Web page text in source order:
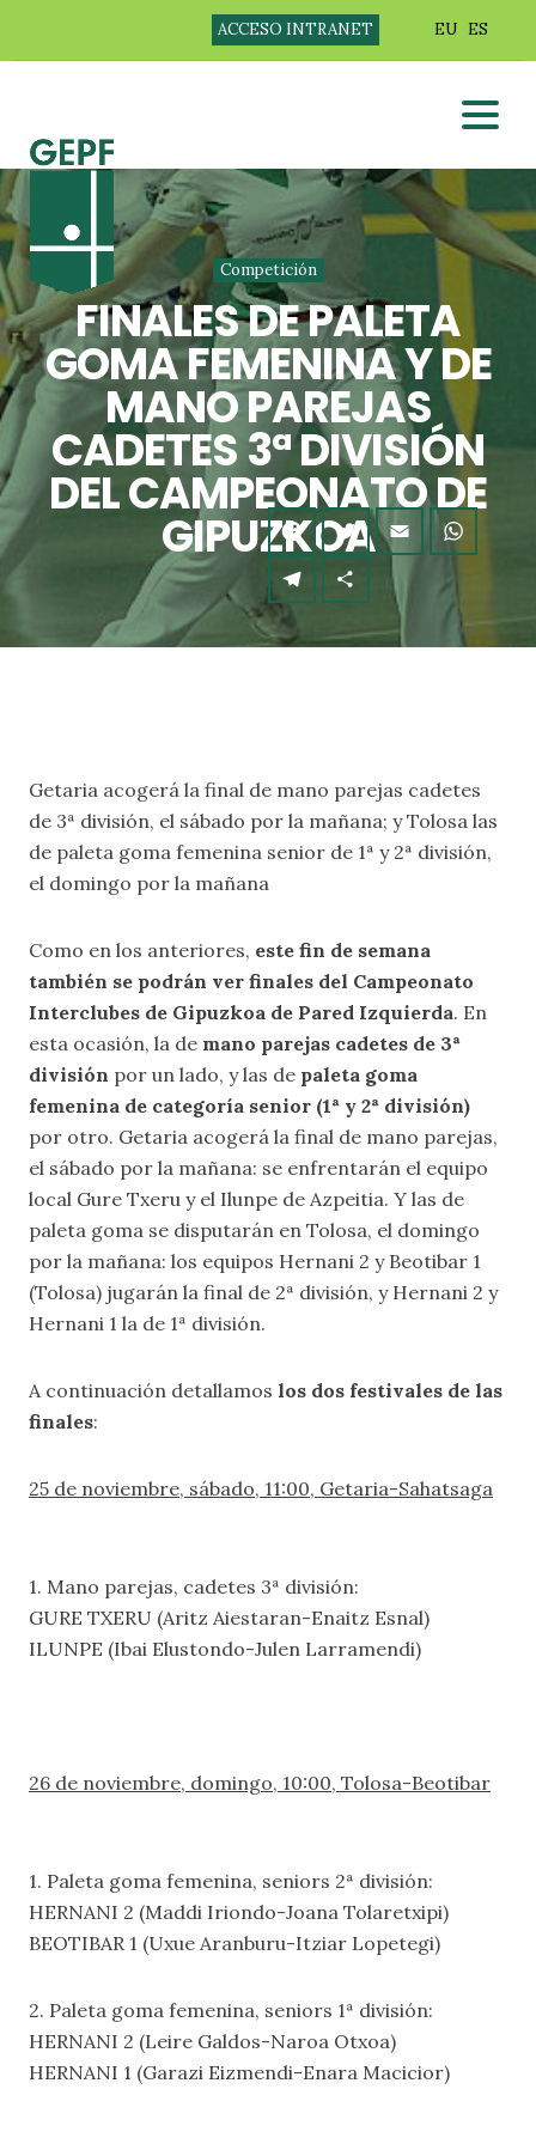
ACCESO INTRANET EU ES
Competición
FINALES DE PALETA
GOMA FEMENINA Y DE
MANO PAREJAS
CADETES 3ª DIVISIÓN
DEL CAMPEONATO DE
GIPUZKOA
Getaria acogerá la final de mano parejas cadetes
de 3ª división, el sábado por la mañana; y Tolosa las
de paleta goma femenina senior de 1ª y 2ª división,
el domingo por la mañana
Como en los anteriores, este fin de semana
también se podrán ver finales del Campeonato
Interclubes de Gipuzkoa de Pared Izquierda. En
esta ocasión, la de mano parejas cadetes de 3ª
división por un lado, y las de paleta goma
femenina de categoría senior (1ª y 2ª división)
por otro. Getaria acogerá la final de mano parejas,
el sábado por la mañana: se enfrentarán el equipo
local Gure Txeru y el Ilunpe de Azpeitia. Y las de
paleta goma se disputarán en Tolosa, el domingo
por la mañana: los equipos Hernani 2 y Beotibar 1
(Tolosa) jugarán la final de 2ª división, y Hernani 2 y
Hernani 1 la de 1ª división.
A continuación detallamos los dos festivales de las
finales:
25 de noviembre, sábado, 11:00, Getaria-Sahatsaga
1. Mano parejas, cadetes 3ª división:
GURE TXERU (Aritz Aiestaran-Enaitz Esnal)
ILUNPE (Ibai Elustondo-Julen Larramendi)
26 de noviembre, domingo, 10:00, Tolosa-Beotibar
1. Paleta goma femenina, seniors 2ª división:
HERNANI 2 (Maddi Iriondo-Joana Tolaretxipi)
BEOTIBAR 1 (Uxue Aranburu-Itziar Lopetegi)
2. Paleta goma femenina, seniors 1ª división:
HERNANI 2 (Leire Galdos-Naroa Otxoa)
HERNANI 1 (Garazi Eizmendi-Enara Macicior)